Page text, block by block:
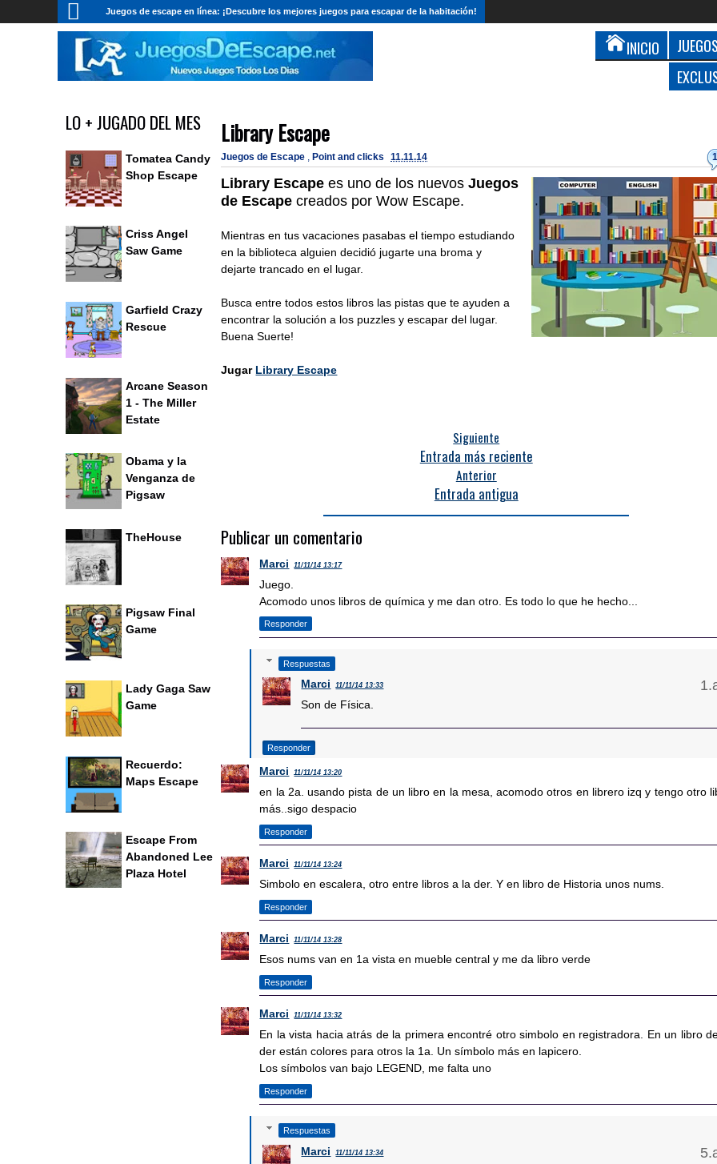
Juegos de escape en línea: ¡Descubre los mejores juegos para escapar de la habitación!
INICIO
Library Escape
Juegos de Escape , Point and clicks 11.11.14
Library Escape es uno de los nuevosJuegos
de Escape creados por Wow Escape.
Mientras en tus vacaciones pasabas el tiempo estudiando
en la biblioteca alguien decidió jugarte una broma y
dejarte trancado en el lugar.
Busca entre todos estos libros las pistas que te ayuden a
encontrar la solución a los puzzles y escapar del lugar.
Buena Suerte!
Jugar Library Escape
Siguiente
Entrada más reciente
Anterior
Entrada antigua
Publicar un comentario
Marci 11/11/14 13:17
Juego.
Acomodo unos libros de química y me dan otro. Es todo lo que he hecho...
Responder
Respuestas
Marci 11/11/14 13:33
Son de Física.
Responder
Marci 11/11/14 13:20
en la 2a. usando pista de un libro en la mesa, acomodo otros en librero izq y tengo otro
más..sigo despacio
Responder
Marci 11/11/14 13:24
Simbolo en escalera, otro entre libros a la der. Y en libro de Historia unos nums.
Responder
Marci 11/11/14 13:28
Esos nums van en 1a vista en mueble central y me da libro verde
Responder
Marci 11/11/14 13:32
En la vista hacia atrás de la primera encontré otro simbolo en registradora. En un libro
der están colores para otros la 1a. Un símbolo más en lapicero.
Los símbolos van bajo LEGEND, me falta uno
Responder
Respuestas
Marci 11/11/14 13:34
LO + JUGADO DEL MES
Tomatea Candy
Shop Escape
Criss Angel
Saw Game
Garfield Crazy
Rescue
Arcane Season
1 - The Miller
Estate
Obama y la
Venganza de
Pigsaw
TheHouse
Pigsaw Final
Game
Lady Gaga Saw
Game
Recuerdo:
Maps Escape
Escape From
Abandoned Lee
Plaza Hotel